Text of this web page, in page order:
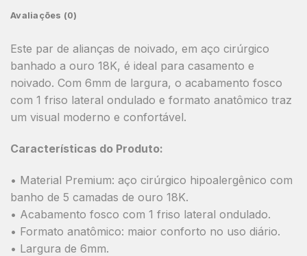
Avaliações (0)
Este par de alianças de noivado, em aço cirúrgico
banhado a ouro 18K, é ideal para casamento e
noivado. Com 6mm de largura, o acabamento fosco
com 1 friso lateral ondulado e formato anatômico traz
um visual moderno e confortável.
Características do Produto:
• Material Premium: aço cirúrgico hipoalergênico com
banho de 5 camadas de ouro 18K.
• Acabamento fosco com 1 friso lateral ondulado.
• Formato anatômico: maior conforto no uso diário.
• Largura de 6mm.